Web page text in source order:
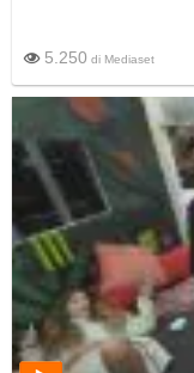
5.250 di Mediaset